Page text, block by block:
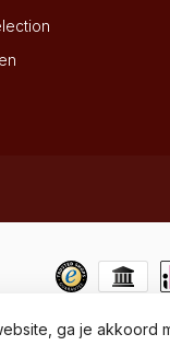
©
ga je akkoord